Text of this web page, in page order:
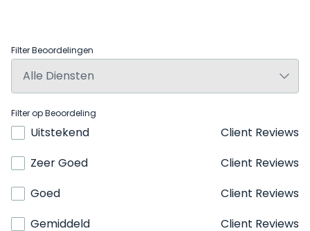
Filter Beoordelingen
Filter op Beoordeling
Uitstekend
Client Reviews
Zeer Goed
Client Reviews
Goed
Client Reviews
Gemiddeld
Client Reviews